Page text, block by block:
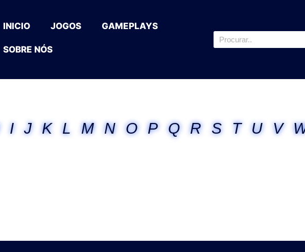
INICIO JOGOS GAMEPLAYS
SOBRE NÓS
I J K L M N O P Q R S T U V